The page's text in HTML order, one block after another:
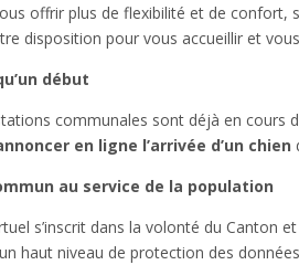
offrir plus de flexibilité et de confort,
disposition pour vous accueillir et
début
communales sont déjà en
en ligne l’arrivée d’un chien
au service de la population
s’inscrit dans la volonté du Canton
haut niveau de protection des